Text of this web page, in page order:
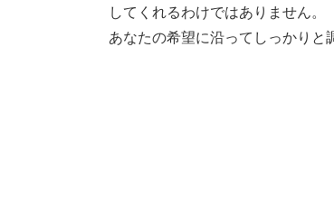
してくれるわけではありません。
あなたの希望に沿ってしっかりと